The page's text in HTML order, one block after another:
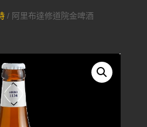
/ 阿里布達修道院金啤酒